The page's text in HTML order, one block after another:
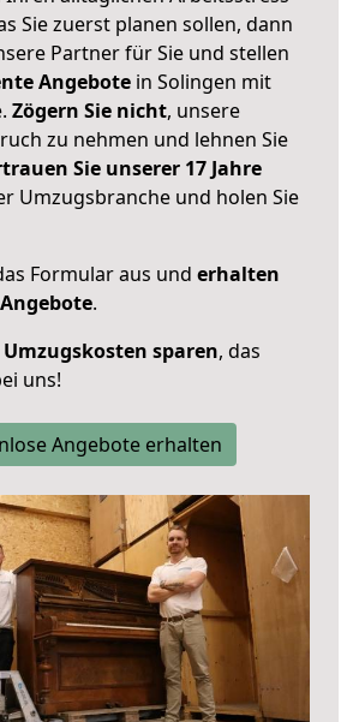
Sie zuerst planen sollen, dann
Partner für Sie und stellen
Angebote in Solingen mit
Zögern Sie nicht, unsere
zu nehmen und lehnen Sie
Sie unserer 17 Jahre
Umzugsbranche und holen Sie
Formular aus und erhalten
.
Umzugskosten sparen, das
uns!
Angebote erhalten